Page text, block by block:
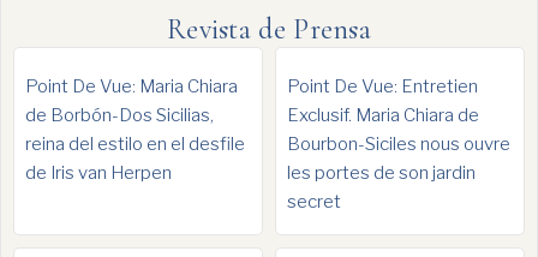
Revista de Prensa
Point De Vue: Maria Chiara
de Borbón-Dos Sicilias,
reina del estilo en el desfile
de Iris van Herpen
Point De Vue: Entretien
Exclusif. Maria Chiara de
Bourbon-Siciles nous ouvre
les portes de son jardin
secret